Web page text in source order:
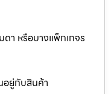
า หรือบางแพ็กเกจร
อยู่กับสินค้า